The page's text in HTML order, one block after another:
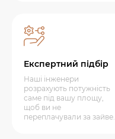
Експертний підбір
Наші інженери
розрахують потужність
саме під вашу площу,
щоб ви не
переплачували за зайве.